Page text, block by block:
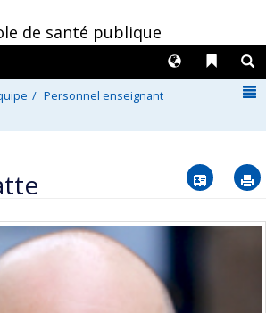
de santé publique
Liens
Langues
Personnel enseignant
Vcard